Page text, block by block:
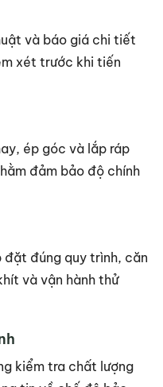
và báo giá chi tiết
xét trước khi tiến
ép góc và lắp ráp
đảm bảo độ chính
đúng quy trình, căn
và vận hành thử
kiểm tra chất lượng